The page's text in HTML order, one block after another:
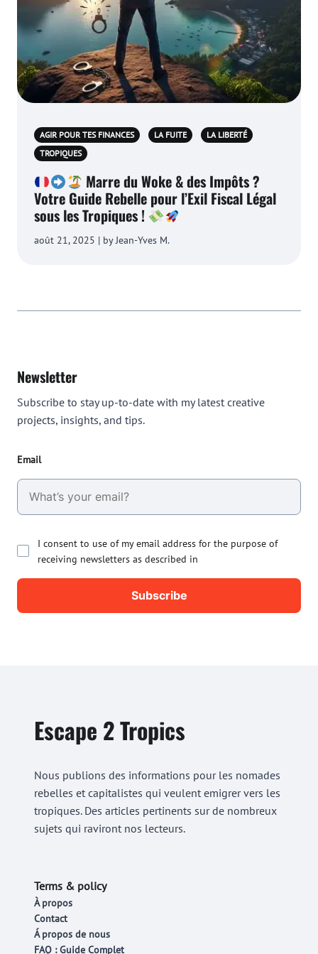
AGIR POUR TES FINANCES LA FUITE
LA LIBERTÉ
TROPIQUES
Marre du Woke & des Impôts ?
Votre Guide Rebelle pour l’Exil Fiscal Légal
sous les Tropiques !
août 21, 2025 | by Jean-Yves M.
Newsletter
Subscribe to stay up-to-date with my latest creative
projects, insights, and tips.
Email
I consent to use of my email address for the purpose of
receiving newsletters as described in
Escape 2 Tropics
Nous publions des informations pour les nomades
rebelles et capitalistes qui veulent emigrer vers les
tropiques. Des articles pertinents sur de nombreux
sujets qui raviront nos lecteurs.
Terms & policy
À propos
Contact
Á propos de nous
FAQ : Guide Complet